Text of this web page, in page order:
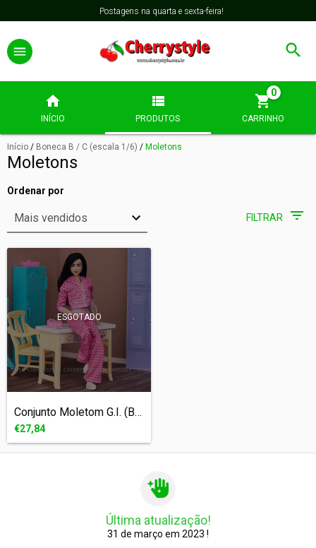
Postagens na quarta e sexta-feira!
INÍCIO PRODUTOS CARRINHO
0
Início / Boneca B / C (escala 1/6) / Moletons
Moletons
Ordenar por
FILTRAR
ESGOTADO
Conjunto Moletom G.I. (BARBIE - 1/6)
€27,84
Última atualização!
31 de março em 2023 !